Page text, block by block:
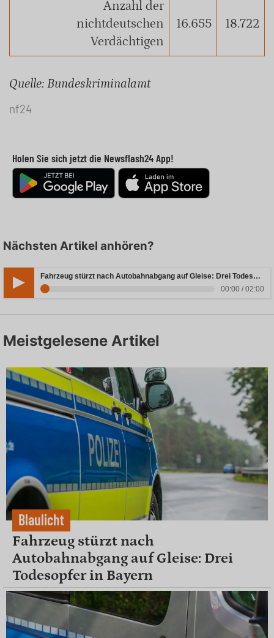
Anzahl der
nichtdeutschen
Verdächtigen
16.655 18.722
Quelle: Bundeskriminalamt
nf24
Holen Sie sich jetzt die Newsflash24 App!
Nächsten Artikel anhören?
Fahrzeug stürzt nach Autobahnabgang auf Gleise: Drei Todesopfer in Bayern
00:00 / 02:00
Meistgelesene Artikel
Blaulicht
Fahrzeug stürzt nach
Autobahnabgang auf Gleise: Drei
Todesopfer in Bayern